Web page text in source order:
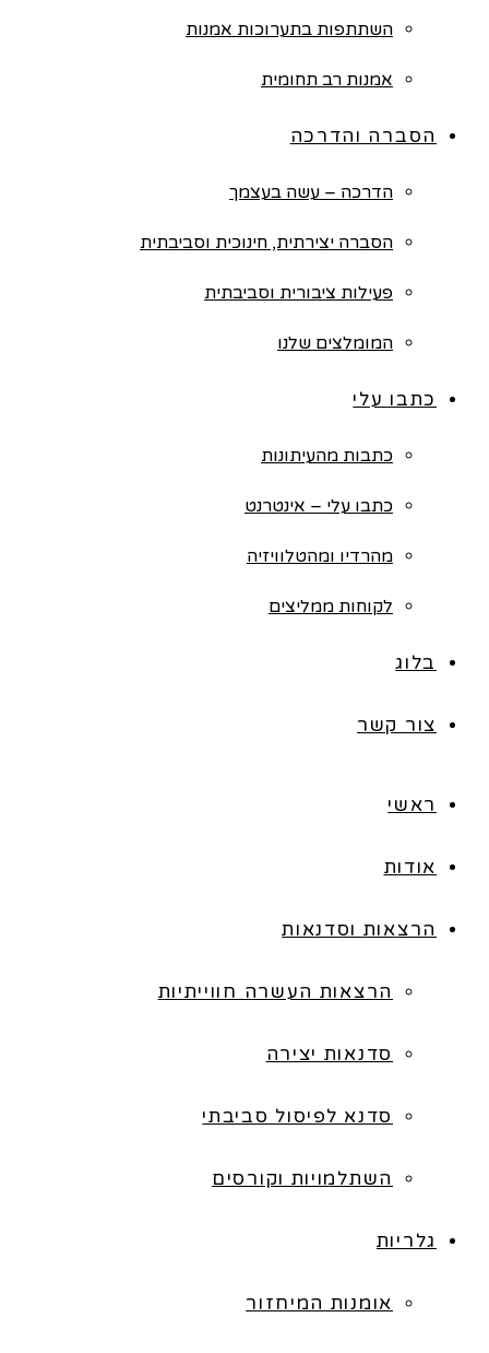
השתתפות בתערוכות אמנות
אמנות רב תחומית
הסברה והדרכה
הדרכה – עשה בעצמך
הסברה יצירתית, חינוכית וסביבתית
פעילות ציבורית וסביבתית
המומלצים שלנו
כתבו עלי
כתבות מהעיתונות
כתבו עלי – אינטרנט
מהרדיו ומהטלוויזיה
לקוחות ממליצים
בלוג
צור קשר
ראשי
אודות
הרצאות וסדנאות
הרצאות העשרה חווייתיות
סדנאות יצירה
סדנא לפיסול סביבתי
השתלמויות וקורסים
גלריות
אומנות המיחזור